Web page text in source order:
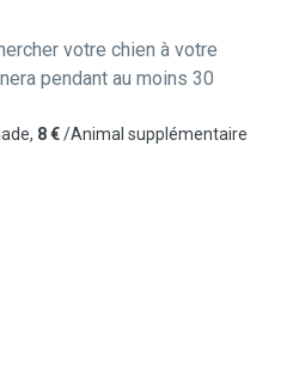
actuellement qui ne
necessaire a l adoption d un
je préfère actuellement rendre
des gens qui en ont
de combler le manque
ma vie de tout les jours
votre chien à votre
pendant au moins 30
8 €/Animal supplémentaire